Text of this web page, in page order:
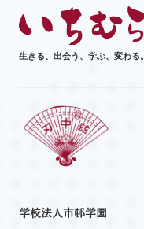
生きる、出会う、学ぶ、変わる。
学校法人市邨学園